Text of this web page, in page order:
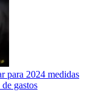
para 2024 medidas
gastos